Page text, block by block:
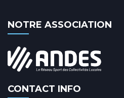
NOTRE ASSOCIATION
CONTACT INFO